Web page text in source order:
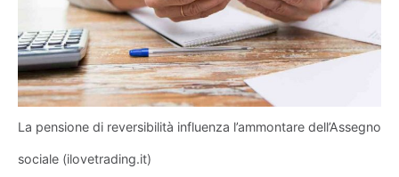
La pensione di reversibilità influenza l’ammontare dell’Assegno
sociale (ilovetrading.it)